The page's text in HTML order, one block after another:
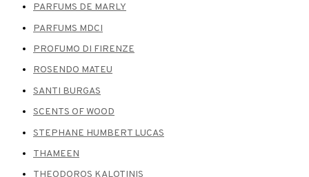
PARFUMS DE MARLY
PARFUMS MDCI
PROFUMO DI FIRENZE
ROSENDO MATEU
SANTI BURGAS
SCENTS OF WOOD
STEPHANE HUMBERT LUCAS
THAMEEN